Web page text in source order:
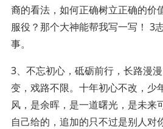
裔的看法，如何正确树立正确的价
服役？那个大神能帮我写一写！ 3
事。
3、不忘初心，砥砺前行，长路漫
变，戏路不限。十年初心不改，少
风，是余晖，是一道曙光，是未来
自己给的，追加的只不过是别人对